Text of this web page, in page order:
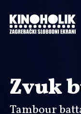
glavni
sadržaj
Zvuk
Tambour